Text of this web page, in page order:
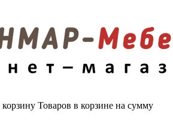
Товаров в корзине на сумму